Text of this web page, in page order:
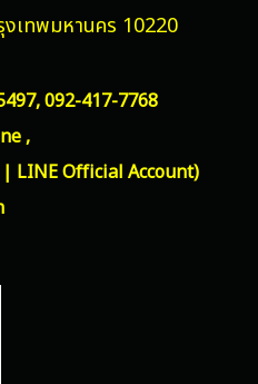
งเทพมหานคร 10220
092-417-7768
,
LINE Official Account)